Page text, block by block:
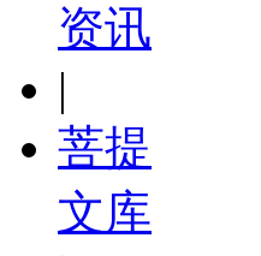
资讯
|
菩提
文库